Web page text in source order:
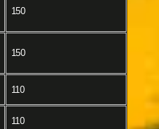
150
150
110
110